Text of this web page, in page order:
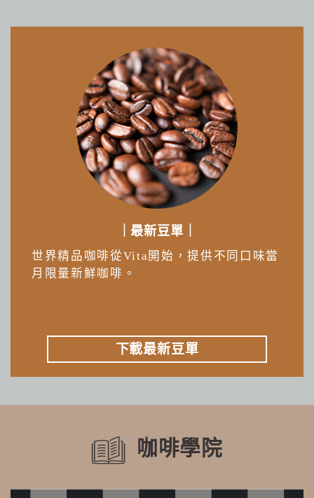
｜最新豆單｜
世界精品咖啡從Vita開始，提供不同口味當
月限量新鮮咖啡。
下載最新豆單
咖啡學院